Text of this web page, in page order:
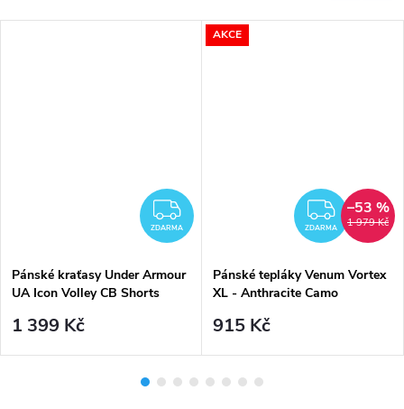
ZDARMA
ZDARMA
Pánské kraťasy Under Armour
UA Icon Volley CB Shorts
1 399 Kč
AKCE
ZDARMA 1 979 Kč
–53 %
Pánské tepláky Venum Vortex
XL - Anthracite Camo
915 Kč